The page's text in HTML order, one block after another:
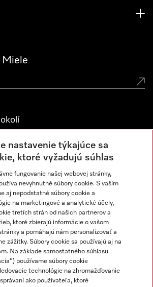
Miele
nastavenie týkajúce sa
ktoré vyžadujú súhlas
fungovanie našej webovej stránky,
nevyhnutné súbory cookie. S vaším
aj nepodstatné súbory cookie a
na marketingové a analytické účely,
tretích strán od našich partnerov a
ktoré zbierajú informácie o vašom
a pomáhajú nám personalizovať a
zážitky. Súbory cookie sa používajú aj na
Na základe samostatného súhlasu
používame súbory cookie
technológie na zhromažďovanie
ako používateľa, ktoré